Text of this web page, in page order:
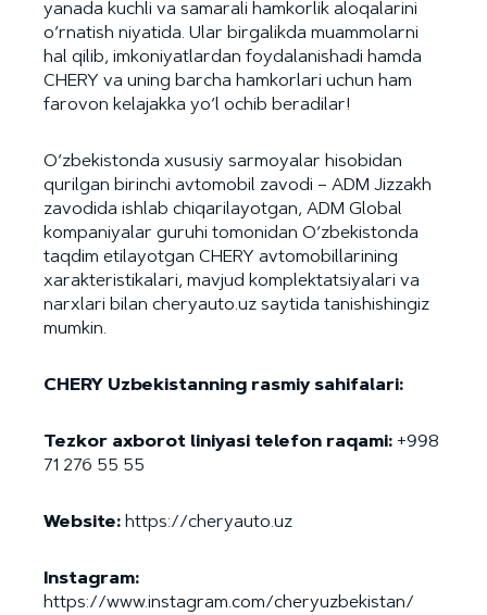
yanada kuchli va samarali hamkorlik aloqalarini
o‘rnatish niyatida. Ular birgalikda muammolarni
hal qilib, imkoniyatlardan foydalanishadi hamda
CHERY va uning barcha hamkorlari uchun ham
farovon kelajakka yo‘l ochib beradilar!
O‘zbekistonda xususiy sarmoyalar hisobidan
qurilgan birinchi avtomobil zavodi – ADM Jizzakh
zavodida ishlab chiqarilayotgan, ADM Global
kompaniyalar guruhi tomonidan O‘zbekistonda
taqdim etilayotgan CHERY avtomobillarining
xarakteristikalari, mavjud komplektatsiyalari va
narxlari bilan cheryauto.uz saytida tanishishingiz
mumkin.
CHERY Uzbekistanning rasmiy sahifalari:
Tezkor axborot liniyasi telefon raqami: +998
71 276 55 55
Website: https://cheryauto.uz
Instagram:
https://www.instagram.com/cheryuzbekistan/